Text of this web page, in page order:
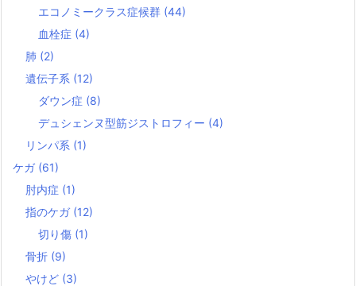
エコノミークラス症候群 (44)
血栓症 (4)
肺 (2)
遺伝子系 (12)
ダウン症 (8)
デュシェンヌ型筋ジストロフィー (4)
リンパ系 (1)
ケガ (61)
肘内症 (1)
指のケガ (12)
切り傷 (1)
骨折 (9)
やけど (3)